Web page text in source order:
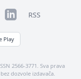
LinkedInRSS
Play
2566-3771. Sva prava
dozvole izdavača.